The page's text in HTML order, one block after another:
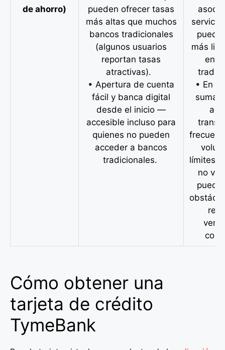
de ahorro)
pueden ofrecer tasas
más altas que muchos
bancos tradicionales
(algunos usuarios
reportan tasas
atractivas).
• Apertura de cuenta
fácil y banca digital
desde el inicio —
accesible incluso para
quienes no pueden
acceder a bancos
tradicionales.
servicio
puede
más
en
• En
sumas
límites
no
Cómo obtener una
tarjeta de crédito
TymeBank